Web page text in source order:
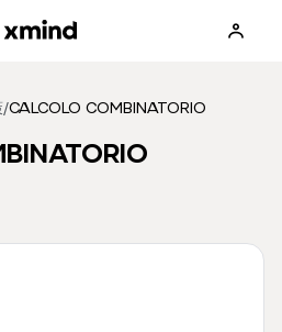
/CALCOLO COMBINATORIO